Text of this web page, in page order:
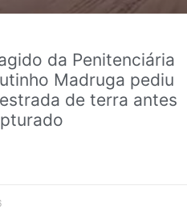
da Penitenciária
Madruga pediu
de terra antes